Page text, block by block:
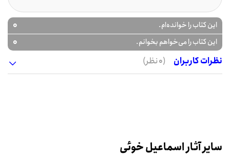
این کتاب را خوانده‌ام. 0
این کتاب را می‌خواهم بخوانم.
0
نظرات کاربران
(0 نظر)
سایر آثار اسماعیل خوئی